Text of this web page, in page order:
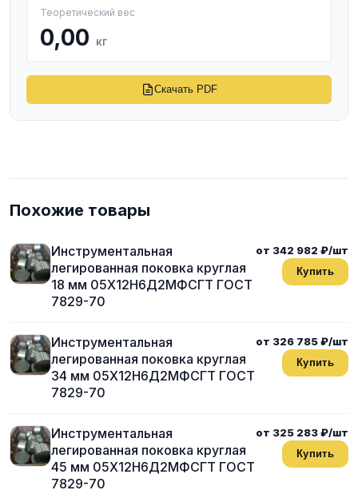
Теоретический вес
0,00 кг
Скачать PDF
Похожие товары
Инструментальная
легированная поковка круглая
18 мм 05Х12Н6Д2МФСГТ ГОСТ
7829-70
от 342 982 ₽/шт
Купить
Инструментальная
легированная поковка круглая
34 мм 05Х12Н6Д2МФСГТ ГОСТ
7829-70
от 326 785 ₽/шт
Купить
Инструментальная
легированная поковка круглая
45 мм 05Х12Н6Д2МФСГТ ГОСТ
7829-70
от 325 283 ₽/шт
Купить